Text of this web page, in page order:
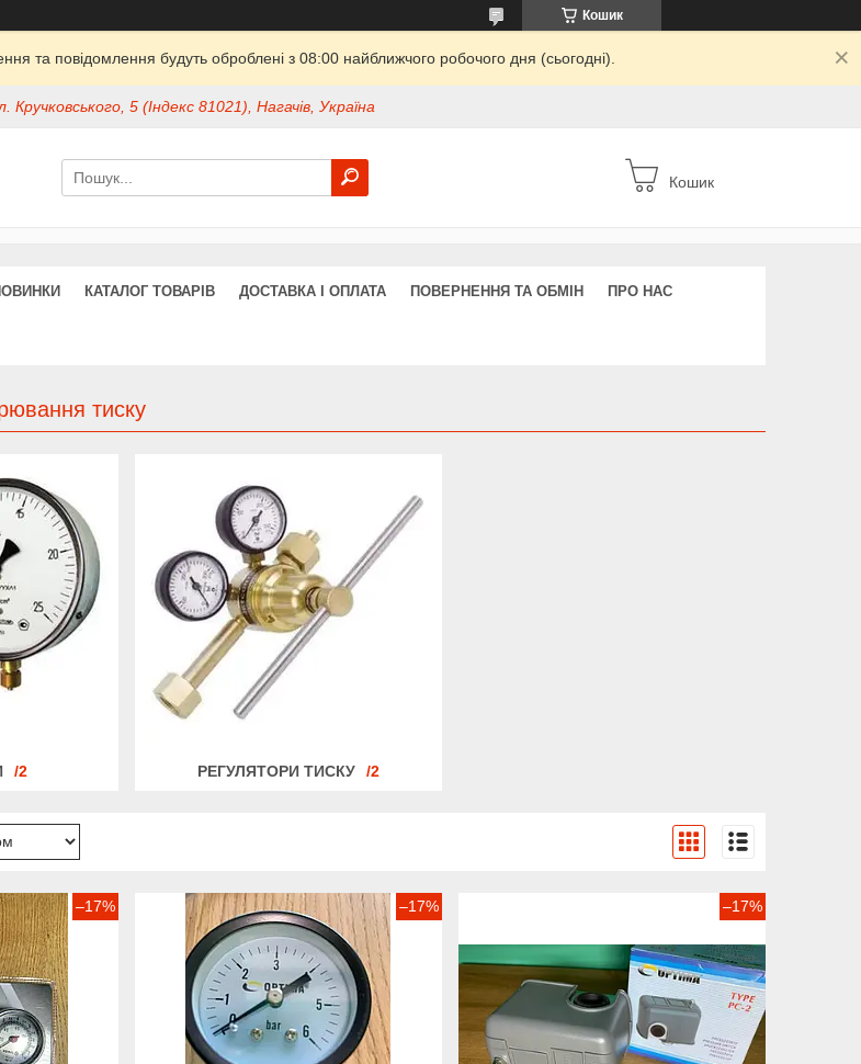
Кошик
та повідомлення будуть оброблені з 08:00 найближчого робочого дня (сьогодні).
Кручковського, 5 (Індекс 81021), Нагачів, Україна
Кошик
КАТАЛОГ ТОВАРІВ ДОСТАВКА І ОПЛАТА ПОВЕРНЕННЯ ТА ОБМІН ПРО НАС
тиску
2 РЕГУЛЯТОРИ ТИСКУ 2
–17% –17% –17%